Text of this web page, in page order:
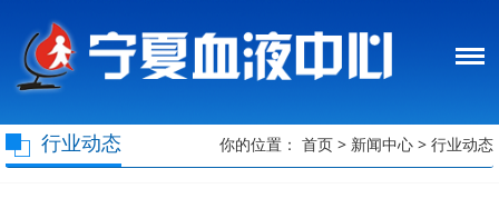
行业动态 你的位置： 首页 > 新闻中心 > 行业动态